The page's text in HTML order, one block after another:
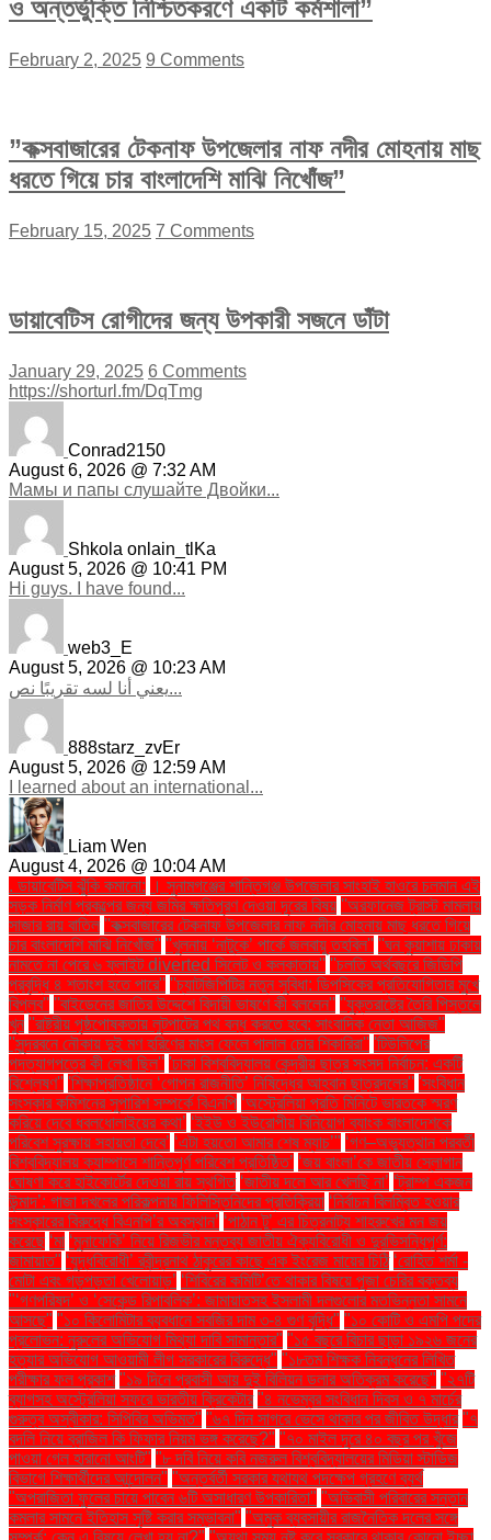
ও অন্তর্ভুক্তি নিশ্চিতকরণে একটি কর্মশালা”
February 2, 2025 9 Comments
”কক্সবাজারের টেকনাফ উপজেলার নাফ নদীর মোহনায় মাছ
ধরতে গিয়ে চার বাংলাদেশি মাঝি নিখোঁজ”
February 15, 2025 7 Comments
ডায়াবেটিস রোগীদের জন্য উপকারী সজনে ডাঁটা
January 29, 2025 6 Comments
https://shorturl.fm/DqTmg
Conrad2150
August 6, 2026 @ 7:32 AM
Мамы и папы слушайте Двойки...
Shkola onlain_tlKa
August 5, 2026 @ 10:41 PM
Hi guys. I have found...
web3_E
August 5, 2026 @ 10:23 AM
يعني أنا لسه تقريبًا نص...
888starz_zvEr
August 5, 2026 @ 12:59 AM
I learned about an international...
Liam Wen
August 4, 2026 @ 10:04 AM
. ডায়াবেটিস ঝুঁকি কমানো:
। সুনামগঞ্জের শান্তিগঞ্জ উপজেলার সাংহাই হাওরে চলমান এই
সড়ক নির্মাণ প্রকল্পের জন্য জমির ক্ষতিপূরণ দেওয়া দূরের বিষয় ''অরফানেজ ট্রাস্ট মামলায়
সাজার রায় বাতিল ''কক্সবাজারের টেকনাফ উপজেলার নাফ নদীর মোহনায় মাছ ধরতে গিয়ে
চার বাংলাদেশি মাঝি নিখোঁজ'' ''খুলনায় ‘নাটুকে’ পার্কে জলবায়ু তহবিল'' ''ঘন কুয়াশায় ঢাকায়
নামতে না পেরে ৬ ফ্লাইট diverted সিলেট ও কলকাতায়'' ''চলতি অর্থবছরে জিডিপি
প্রবৃদ্ধি ৪ শতাংশ হতে পারে'' ''চ্যাটজিপিটির নতুন সুবিধা: ডিপসিকের প্রতিযোগিতার মুখে
বিপ্লব'' ''বাইডেনের জাতির উদ্দেশে বিদায়ী ভাষণে কী বললেন'' ''যুক্তরাষ্ট্রে তৈরি পিস্তলে
খুন ''রাষ্ট্রীয় পৃষ্ঠপোষকতায় লুটপাটের পথ বন্ধ করতে হবে: সাংবাদিক নেতা আজিজ"
''সুন্দরবনে নৌকায় দুই মণ হরিণের মাংস ফেলে পালাল চোর শিকারিরা'' 'টিউলিপের
পদত্যাগপত্রে কী লেখা ছিল'' 'ঢাকা বিশ্ববিদ্যালয় কেন্দ্রীয় ছাত্র সংসদ নির্বাচন: একটি
বিশ্লেষণ'' 'শিক্ষাপ্রতিষ্ঠানে ‘গোপন রাজনীতি’ নিষিদ্ধের আহ্বান ছাত্রদলের'' 'সংবিধান
সংস্কার কমিশনের সুপারিশ সম্পর্কে বিএনপি ‘অস্ট্রেলিয়া প্রতি মিনিটে ভারতকে স্মরণ
করিয়ে দেবে ধবলধোলাইয়ের কথা’ ‘ইইউ ও ইউরোপীয় বিনিয়োগ ব্যাংক বাংলাদেশকে
পরিবেশ সুরক্ষায় সহায়তা দেবে’ ‘এটা হয়তো আমার শেষ ম্যাচ’" ‘গণ–অভ্যুত্থান পরবর্তী
বিশ্ববিদ্যালয় ক্যাম্পাসে শান্তিপূর্ণ পরিবেশ প্রতিষ্ঠিত’ ‘জয় বাংলা’কে জাতীয় স্লোগান
ঘোষণা করে হাইকোর্টের দেওয়া রায় স্থগিত ‘জাতীয় দলে আর খেলছি না’ ‘ট্রাম্প একজন
উন্মাদ’: গাজা দখলের পরিকল্পনায় ফিলিস্তিনিদের প্রতিক্রিয়া ‘নির্বাচন বিলম্বিত হওয়ার
সংস্কারের বিরুদ্ধে বিএনপি’র অবস্থান’ ‘পাঠান টু’ এর চিত্রনাট্য শাহরুখের মন জয়
করেছে ‘মা ‘মুনাফেকি’ নিয়ে রিজভীর মন্তব্য জাতীয় ঐক্যবিরোধী ও দুরভিসন্ধিপূর্ণ:
জামায়াত" ‘যুদ্ধবিরোধী’ রবীন্দ্রনাথ ঠাকুরের কাছে এক ইংরেজ মায়ের চিঠি ‘রোহিত শর্মা -
মোটা এবং গড়পড়তা খেলোয়াড়’ ‘শিবিরের কমিটি’তে থাকার বিষয়ে পূজা চেরির বক্তব্য
"‘গণপরিষদ’ ও ‘সেকেন্ড রিপাবলিক’: জামায়াতসহ ইসলামী দলগুলোর মতভিন্নতা সামনে
আসছে" "১০ কিলোমিটার ব্যবধানে সবজির দাম ৩-৪ গুণ বৃদ্ধি" "১০ কোটি ও এমপি পদের
প্রলোভন: নুরুলের অভিযোগ মিথ্যা দাবি সামান্তার" "১৫ বছরে বিচার ছাড়া ১৯২৬ জনের
হত্যার অভিযোগ আওয়ামী লীগ সরকারের বিরুদ্ধে" "১৮তম শিক্ষক নিবন্ধনের লিখিত
পরীক্ষার ফল প্রকাশ "১৯ দিনে প্রবাসী আয় দুই বিলিয়ন ডলার অতিক্রম করেছে" "২৭টি
ব্যাগসহ অস্ট্রেলিয়া সফরে ভারতীয় ক্রিকেটার "৪ নভেম্বর সংবিধান দিবস ও ৭ মার্চের
গুরুত্ব অস্বীকার: সিপিবির অভিমত" "৬৭ দিন সাগরে ভেসে থাকার পর জীবিত উদ্ধার "৭
বদলি নিয়ে ব্রাজিল কি ফিফার নিয়ম ভঙ্গ করেছে?" "৭০ মাইল দূরে ৪০ বছর পর খুঁজে
পাওয়া গেল হারানো আংটি" "৮ দবি নিয়ে কবি নজরুল বিশ্ববিদ্যালয়ের মিডিয়া স্টাডিজ
বিভাগে শিক্ষার্থীদের আন্দোলন" "অন্তর্বর্তী সরকার যথাযথ পদক্ষেপ গ্রহণে ব্যর্থ
"অপরাজিতা ফুলের চায়ে পাবেন ৬টি অসাধারণ উপকারিতা" "অভিবাসী পরিবারের সন্তান
কমলার সামনে ইতিহাস সৃষ্টি করার সম্ভাবনা" "অমুক ব্যবসায়ীর রাজনৈতিক দলের সঙ্গে